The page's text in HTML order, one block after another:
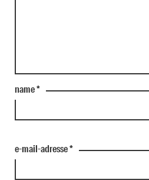
name*
e-mail-adresse*